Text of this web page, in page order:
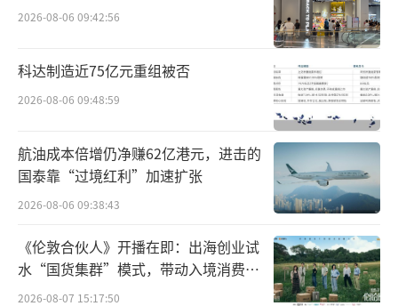
根据此次的收购协议，凯雷和SK Capital
将向蓝鸟生物提供资金，以促进蓝鸟生物治疗
镰状细胞病、β地中海贫血和脑肾上腺脑白质营
养不良患者的基因疗法的商业化。据外媒最新
消息，蓝鸟生物股东将获得每股3美元的现金，
这意味着其股权价值为2916万美元；投资公司
还提供了每股6.84美元的额外支付，这代表约6
里程碑。最终总计，交易总额约1亿美元。
2026-08-06 09:42:56
科达制造近75亿元重组被否
2026-08-06 09:48:59
航油成本倍增仍净赚62亿港元，进击的
国泰靠“过境红利”加速扩张
2026-08-06 09:38:43
《伦敦合伙人》开播在即：出海创业试
水“国货集群”模式，带动入境消费反
向种草
2026-08-07 15:17:50